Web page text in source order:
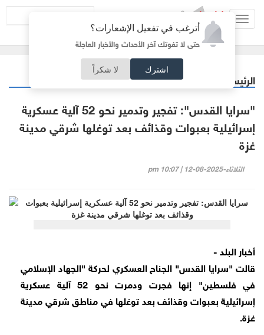
أترغب في تفعيل الإشعارات؟
حتى لا تفوتك آخر الأحداث والأخبار العاجلة
اشترك لا شكراً
الرئيسية عربي دولي
"سرايا القدس": تفجير وتدمير نحو 52 آلية عسكرية
إسرائيلية بعبوات وقذائف بعد توغلها شرقي مدينة
غزة
الثلاثاء-2025-08-12 | 10:07 pm
أخبار البلد -
قالت "سرايا القدس" الجناح العسكري لحركة "الجهاد الإسلامي
في فلسطين" إنها فجرت ودمرت نحو 52 آلية عسكرية
إسرائيلية بعبوات وقذائف بعد توغلها في مناطق شرقي مدينة
غزة.